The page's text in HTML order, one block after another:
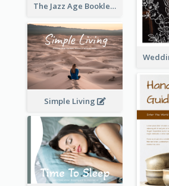
The Jazz Age Booklet
Simple Living